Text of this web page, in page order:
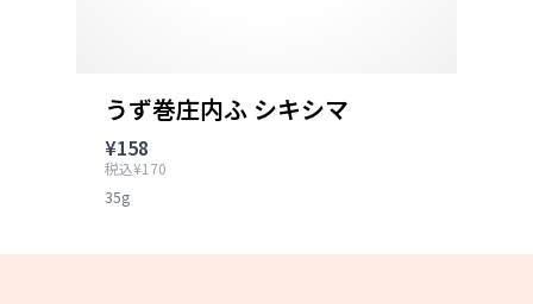
うず巻庄内ふ シキシマ
¥158
税込¥170
35g